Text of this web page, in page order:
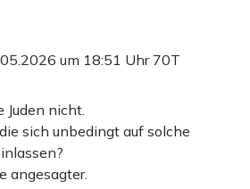
um 18:51 Uhr 70T
Juden nicht.
sich unbedingt auf solche
angesagter.